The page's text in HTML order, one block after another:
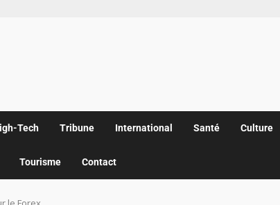
Tech Tribune International Santé Culture
Tourisme Contact